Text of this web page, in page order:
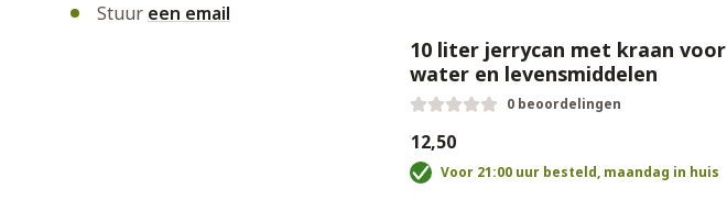
10 liter jerrycan met kraan voor
water en levensmiddelen
0 beoordelingen
€12,50
Voor 21:00 uur besteld, maandag in huis
Stuur een email